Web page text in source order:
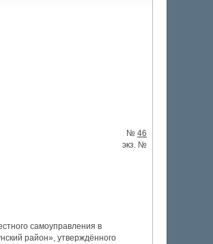
№ 46
экз. №
самоуправления в
район», утверждённого